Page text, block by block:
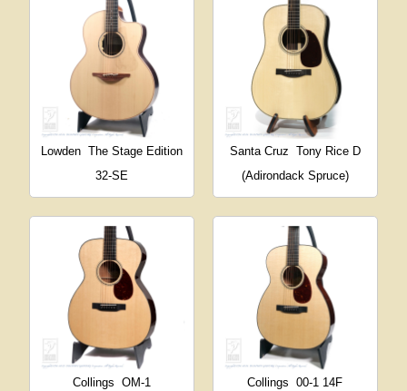
Lowden The Stage Edition
32-SE
Santa Cruz Tony Rice D
(Adirondack Spruce)
Collings OM-1 Collings 00-1 14F